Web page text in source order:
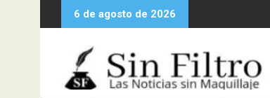
al
6 de agosto de 2026